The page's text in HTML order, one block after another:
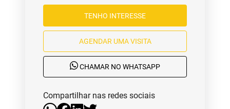
TENHO INTERESSE
AGENDAR UMA VISITA
CHAMAR NO WHATSAPP
Compartilhar nas redes sociais